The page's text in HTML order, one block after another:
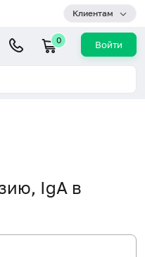
Клиентам
0 Войти
IgA в